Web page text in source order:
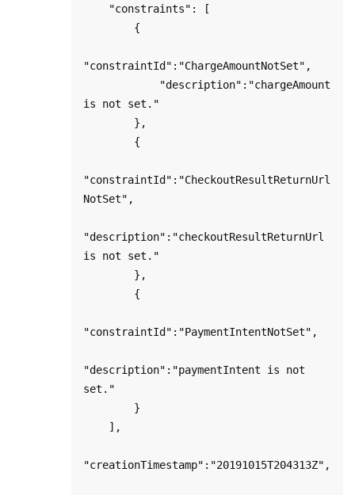
"constraintId":"ChargeAmountNotSet",
is not set."
"constraintId":"CheckoutResultReturnUrl
NotSet",
"description":"checkoutResultReturnUrl
is not set."
"constraintId":"PaymentIntentNotSet",
"description":"paymentIntent is not
set."
"creationTimestamp":"20191015T204313Z",